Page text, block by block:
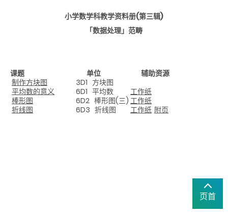
小学数学科教学资料册(第三辑)
「数据处理」范畴
课题 单位
辅助资源
制作方块图
3D1 方块图
平均数的意义
6D1 平均数
工作纸
棒形图
6D2 棒形图(三) 工作纸
折线图
6D3 折线图 工作纸 附页
页首